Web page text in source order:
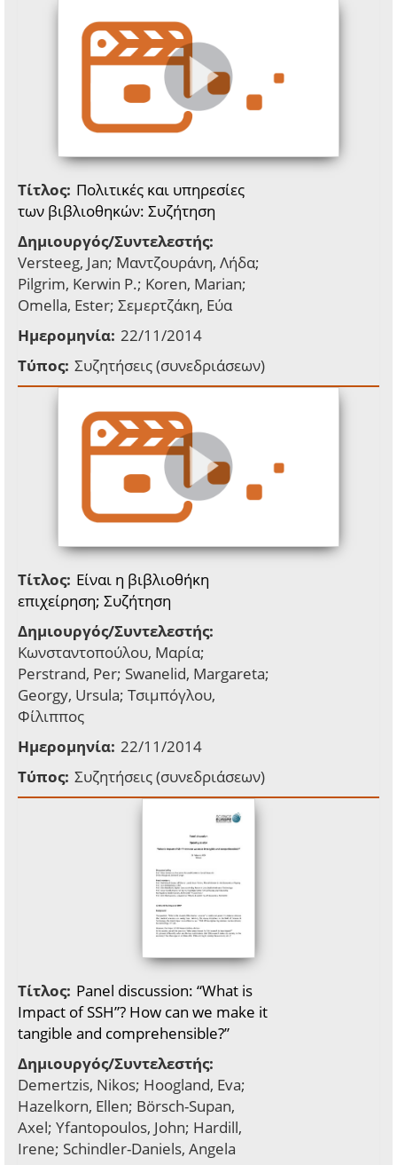
Τίτλος: Πολιτικές και υπηρεσίες
των βιβλιοθηκών: Συζήτηση
Δημιουργός/Συντελεστής:
Versteeg, Jan; Μαντζουράνη, Λήδα;
Pilgrim, Kerwin P.; Koren, Marian;
Omella, Ester; Σεμερτζάκη, Εύα
Ημερομηνία: 22/11/2014
Τύπος: Συζητήσεις (συνεδριάσεων)
Τίτλος: Είναι η βιβλιοθήκη
επιχείρηση; Συζήτηση
Δημιουργός/Συντελεστής:
Κωνσταντοπούλου, Μαρία;
Perstrand, Per; Swanelid, Margareta;
Georgy, Ursula; Τσιμπόγλου,
Φίλιππος
Ημερομηνία: 22/11/2014
Τύπος: Συζητήσεις (συνεδριάσεων)
Τίτλος: Panel discussion: “What is
Impact of SSH”? How can we make it
tangible and comprehensible?”
Δημιουργός/Συντελεστής:
Demertzis, Nikos; Hoogland, Eva;
Hazelkorn, Ellen; Börsch-Supan,
Axel; Yfantopoulos, John; Hardill,
Irene; Schindler-Daniels, Angela